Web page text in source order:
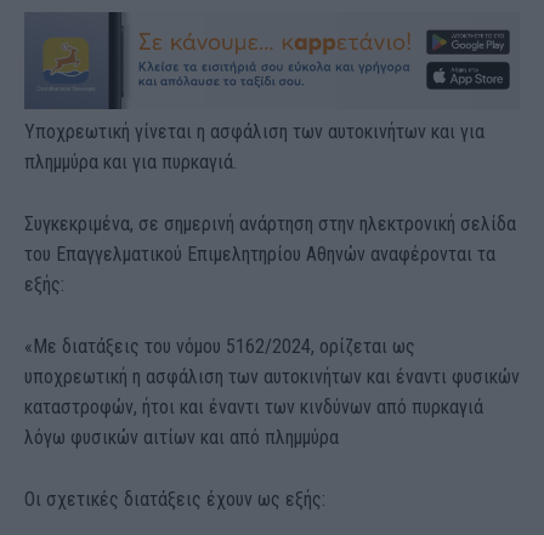
Υποχρεωτική γίνεται η ασφάλιση των αυτοκινήτων και για
πλημμύρα και για πυρκαγιά.
Συγκεκριμένα, σε σημερινή ανάρτηση στην ηλεκτρονική σελίδα
του Επαγγελματικού Επιμελητηρίου Αθηνών αναφέρονται τα
εξής:
«Με διατάξεις του νόμου 5162/2024, ορίζεται ως
υποχρεωτική η ασφάλιση των αυτοκινήτων και έναντι φυσικών
καταστροφών, ήτοι και έναντι των κινδύνων από πυρκαγιά
λόγω φυσικών αιτίων και από πλημμύρα
Οι σχετικές διατάξεις έχουν ως εξής: